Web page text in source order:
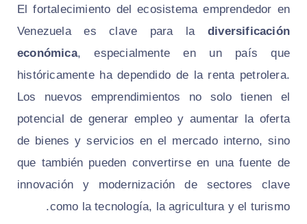
El fortalecimiento del ecosistema emprendedor en
Venezuela es clave para la diversificación
económica, especialmente en un país que
históricamente ha dependido de la renta petrolera.
Los nuevos emprendimientos no solo tienen el
potencial de generar empleo y aumentar la oferta
de bienes y servicios en el mercado interno, sino
que también pueden convertirse en una fuente de
innovación y modernización de sectores clave
como la tecnología, la agricultura y el turismo.